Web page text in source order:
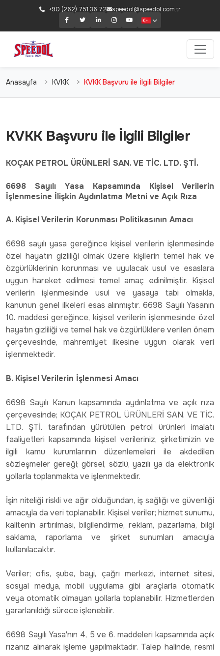
+90 (262) 751 36 72 speedol@speedol.com.tr
Anasayfa KVKK KVKK Başvuru ile İlgili Bilgiler
KVKK Başvuru ile İlgili Bilgiler
KOÇAK PETROL ÜRÜNLERİ SAN. VE TİC. LTD. ŞTİ.
6698 Sayılı Yasa Kapsamında Kişisel Verilerin
İşlenmesine İlişkin Aydınlatma Metni ve Açık Rıza
A. Kişisel Verilerin Korunması Politikasının Amacı
6698 sayılı yasa gereğince kişisel verilerin işlenmesinde
özel hayatın gizliliği olmak üzere kişilerin temel hak ve
özgürlüklerinin korunması ve uyulacak usul ve esaslara
uygun hareket edilmesi temel amaç edinilmiştir. Kişisel
verilerin işlenmesinde usul ve yasaya tabi olmakla,
kanunun genel ilkeleri esas alınmıştır. 6698 Sayılı Yasanın
10. maddesi gereğince, kişisel verilerin işlenmesinde özel
hayatın gizliliği ve temel hak ve özgürlüklere verilen önem
çerçevesinde, mahremiyet ilkesine uygun olarak veri
işlenmektedir.
B. Kişisel Verilerin İşlenmesi Amacı
6698 Sayılı Kanun kapsamında aydınlatma ve açık rıza
çerçevesinde; KOÇAK PETROL ÜRÜNLERİ SAN. VE TİC.
LTD. ŞTİ. tarafından yürütülen petrol ürünleri imalatı
faaliyetleri kapsamında kişisel verileriniz, şirketimizin ve
ilgili kamu kurumlarının düzenlemeleri ile akdedilen
sözleşmeler gereği; görsel, sözlü, yazılı ya da elektronik
yollarla toplanmakta ve işlenmektedir.
İşin niteliği riskli ve ağır olduğundan, iş sağlığı ve güvenliği
amacıyla da veri toplanabilir. Kişisel veriler; hizmet sunumu,
kalitenin artırılması, bilgilendirme, reklam, pazarlama, bilgi
saklama, raporlama ve şirket sunumları amacıyla
kullanılacaktır.
Veriler; ofis, şube, bayi, çağrı merkezi, internet sitesi,
sosyal medya, mobil uygulama gibi araçlarla otomatik
veya otomatik olmayan yollarla toplanabilir. Hizmetlerden
yararlanıldığı sürece işlenebilir.
6698 Sayılı Yasa'nın 4, 5 ve 6. maddeleri kapsamında açık
rızanız alınarak işleme yapılmaktadır. Talep halinde, resmi